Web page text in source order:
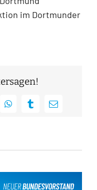
im Dortmunder
WhatsAppTumblrE-